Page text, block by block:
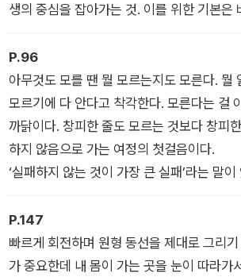
생의 중심을 잡아가는 것. 이를 위한 기본은
다. 바닥을 쳤으면 바닥을 먼저 온전히 느껴
을 내 편으로 바꿔서 바닥을 치고 날아가야 한
P.96
아무것도 모를 땐 뭘 모르는지도 모른다. 뭘
모르기에 다 안다고 착각한다. 모른다는 걸
까닭이다. 창피한 줄도 모르는 것보다 창피
하지 않음으로 가는 여정의 첫걸음이다.
‘실패하지 않는 것이 가장 큰 실패’라는 말
‘아무것도 하지 않으면 아무 일도 일어나지
다. 창피함을 무릅쓰고 실패하고, 일단 아무
낙담의 골짜기를 지나 성장이라는 좁은 문
P.147
빠르게 회전하며 원형 동선을 제대로 그리
가 중요한데 내 몸이 가는 곳을 눈이 따라가